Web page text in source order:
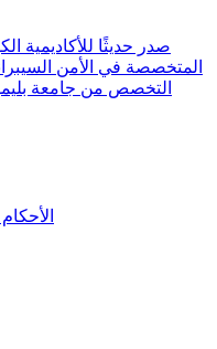
المتخصصة في الأمن
التخصص من جامعة